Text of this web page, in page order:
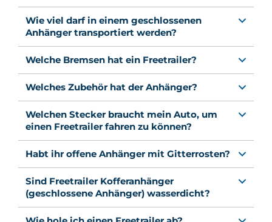
Wie viel darf in einem geschlossenen
Anhänger transportiert werden?
Welche Bremsen hat ein Freetrailer?
Welches Zubehör hat der Anhänger?
Welchen Stecker braucht mein Auto, um
einen Freetrailer fahren zu können?
Habt ihr offene Anhänger mit Gitterrosten?
Sind Freetrailer Kofferanhänger
(geschlossene Anhänger) wasserdicht?